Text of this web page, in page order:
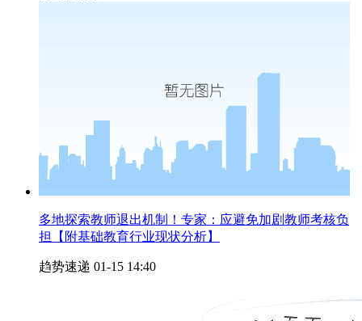
多地探索教师退出机制！专家：应避免加剧教师考核负
担【附基础教育行业现状分析】
趋势速递 01-15 14:40